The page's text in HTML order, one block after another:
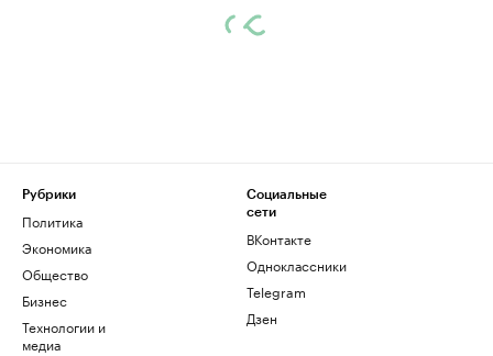
Рубрики
Политика
Экономика
Общество
Бизнес
Технологии и
медиа
Социальные
сети
ВКонтакте
Одноклассники
Telegram
Дзен